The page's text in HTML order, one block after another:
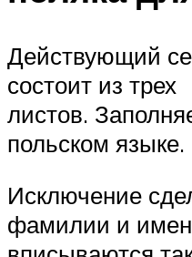
Действующий
состоит из трех
листов.
польском языке.
Исключение
фамилии и